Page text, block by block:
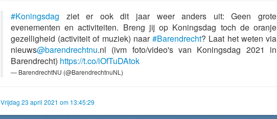
#Koningsdag ziet er ook dit jaar weer anders uit: Geen grote
evenementen en activiteiten. Breng jij op Koningsdag toch de oranje
gezelligheid (activiteit of muziek) naar#Barendrecht? Laat het weten via
nieuws@barendrechtnu.nl (ivm foto/video's van Koningsdag 2021 in
Barendrecht) https://t.co/iOfTuDAtok
— BarendrechtNU (@BarendrechtnuNL)
Vrijdag 23 april 2021 om 13:45:29